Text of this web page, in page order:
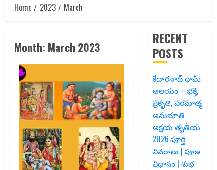
Home 2023 March
Month: March 2023
RECENT
POSTS
కేదారనాథ్ ధామ్
ఆలయం – భక్తి,
ప్రకృతి, పరమాత్మ
అనుభూతి
అక్షయ తృతీయ
2026 పూర్తి
వివరాలు | పూజ
విధానం | శుభ